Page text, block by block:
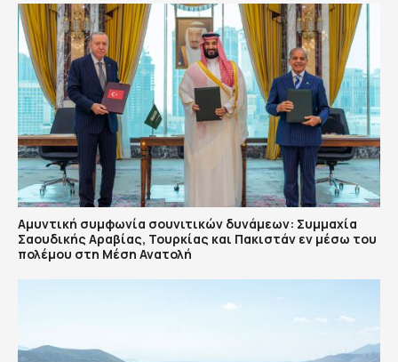
Αμυντική συμφωνία σουνιτικών δυνάμεων: Συμμαχία
Σαουδικής Αραβίας, Τουρκίας και Πακιστάν εν μέσω του
πολέμου στη Μέση Ανατολή